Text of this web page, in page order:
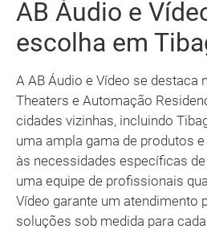
AB Áudio e
escolha em
A AB Áudio e Vídeo se destaca
Theaters e Automação
cidades vizinhas, incluindo
uma ampla gama de produtos
às necessidades específicas
uma equipe de profissionais
Vídeo garante um atendimento
soluções sob medida para